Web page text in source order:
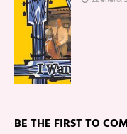
BE THE FIRST TO